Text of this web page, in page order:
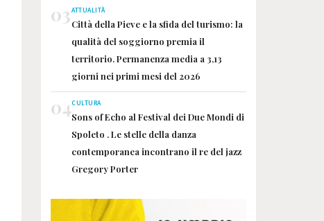
03ATTUALITÀ
Città della Pieve e la sfida del turismo: la
qualità del soggiorno premia il
territorio. Permanenza media a 3,13
giorni nei primi mesi del 2026
04CULTURA
Sons of Echo al Festival dei Due Mondi di
Spoleto . Le stelle della danza
contemporanea incontrano il re del jazz
Gregory Porter